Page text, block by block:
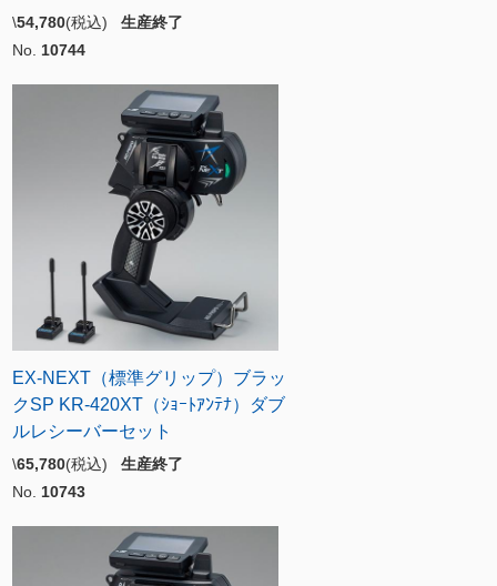
\54,780(税込) 生産終了
No. 10744
EX-NEXT（標準グリップ）ブラッ
クSP KR-420XT（ｼｮｰﾄｱﾝﾃﾅ）ダブ
ルレシーバーセット
\65,780(税込) 生産終了
No. 10743